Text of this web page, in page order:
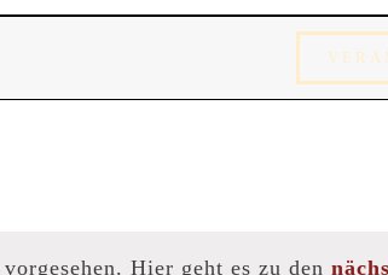
Hier geht es zu den